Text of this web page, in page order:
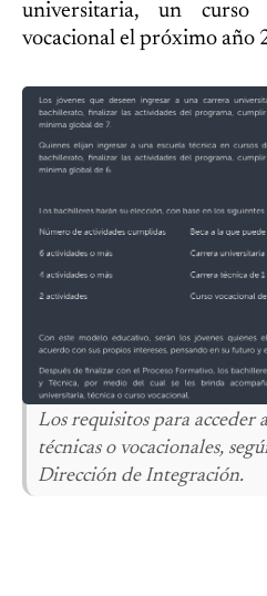
universitaria, un
vocacional el próximo año
Los requisitos para acceder
técnicas o vocacionales,
Dirección de Integración.